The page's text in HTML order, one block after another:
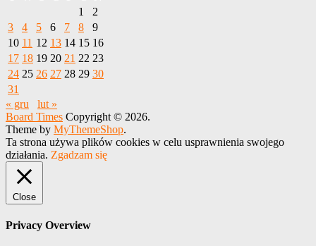
1
2
3
4 5 6 7 8
9
10 11 12 13 14 15 16
17 18 19 20 21 22 23
24 25 26 27 28 29 30
31
« gru
lut »
Board Times Copyright © 2026.
Theme by MyThemeShop.
Ta strona używa plików cookies w celu usprawnienia swojego
działania. Zgadzam się
Close
Privacy Overview